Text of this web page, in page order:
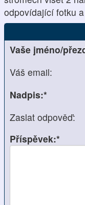
odpovídající fotku
Vaše jméno/
Váš email:
Nadpis:*
Zaslat odpověď:
Příspěvek:*